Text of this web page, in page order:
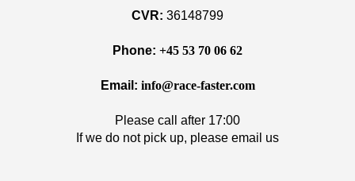
CVR: 36148799
Phone: +45 53 70 06 62
Email: info@race-faster.com
Please call after 17:00
If we do not pick up, please email us